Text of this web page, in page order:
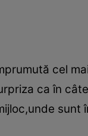
cel
ca în
sunt